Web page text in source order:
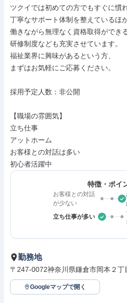
ツクイでは初めての方でもすぐに慣
丁寧なサポート体制を整えているほか
働きながら無理なく資格取得ができ
研修制度なども充実させています。
福祉業界に興味があるという方、
まずはお気軽にご応募ください。
採用予定人数：非公開
【職場の雰囲気】
立ち仕事
アットホーム
お客様との対話は多い
初心者活躍中
特徴・ポイ
お客様との対話
が少ない
立ち仕事が多い
勤務地
〒247-0072神奈川県鎌倉市岡本２丁
Googleマップで開く